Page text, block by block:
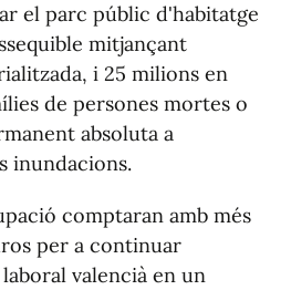
el parc públic d'habitatge
mitjançant
i 25 milions en
de persones mortes o
absoluta a
inundacions.
comptaran amb més
per a continuar
valencià en un